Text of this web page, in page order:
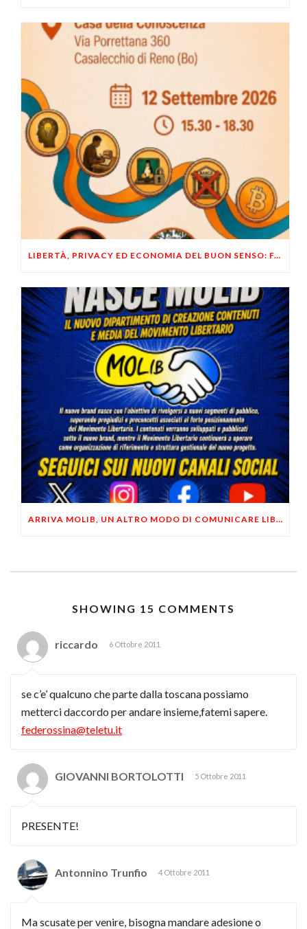
LIBERTÀ, PRIVACY ED ECONOMIA DEL BUON SENSO: FACCO E MUSUMECI A CASALECCHIO DI RENO (BO)
ARRIVA MOLIB, UN ALTRO MODO DI COMUNICARE LIBERTARIO
SHOWING 15 COMMENTS
riccardo 6 Ottobre 2011
se c’e’ qualcuno che parte dalla toscana possiamo
metterci daccordo per andare insieme,fatemi sapere.
federossina@teletu.it
GIOVANNI BORTOLOTTI 5 Ottobre 2011
PRESENTE!
Antonnino Trunfio 4 Ottobre 2011
Ma scusate per venire, bisogna mandare adesione o